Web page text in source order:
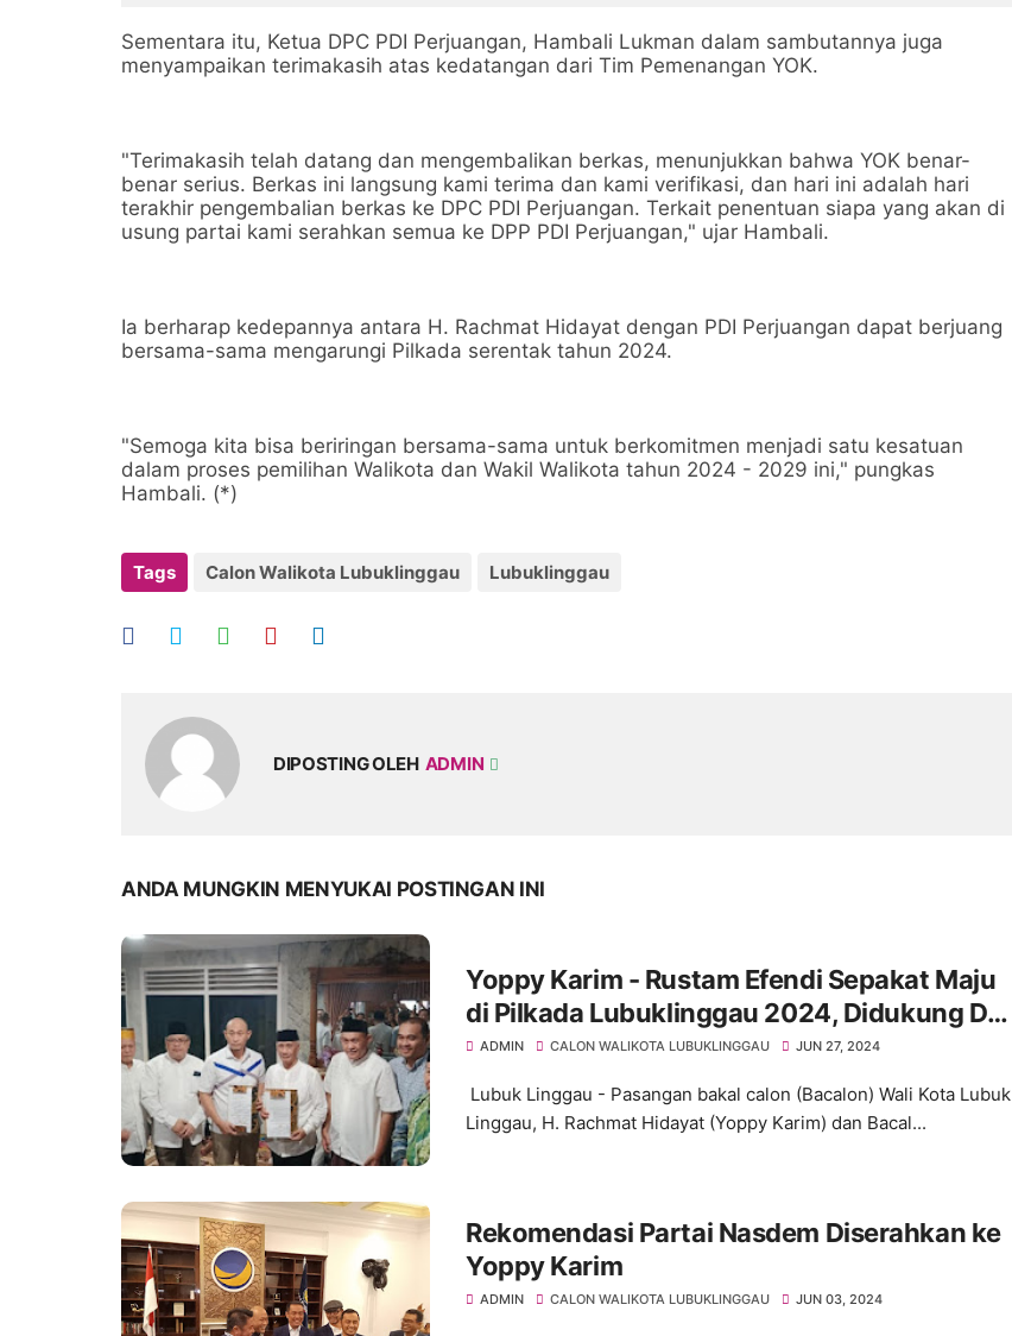
Sementara itu, Ketua DPC PDI Perjuangan, Hambali Lukman dalam sambutannya juga
menyampaikan terimakasih atas kedatangan dari Tim Pemenangan YOK.
"Terimakasih telah datang dan mengembalikan berkas, menunjukkan bahwa YOK benar-
benar serius. Berkas ini langsung kami terima dan kami verifikasi, dan hari ini adalah hari
terakhir pengembalian berkas ke DPC PDI Perjuangan. Terkait penentuan siapa yang akan di
usung partai kami serahkan semua ke DPP PDI Perjuangan," ujar Hambali.
Ia berharap kedepannya antara H. Rachmat Hidayat dengan PDI Perjuangan dapat berjuang
bersama-sama mengarungi Pilkada serentak tahun 2024.
"Semoga kita bisa beriringan bersama-sama untuk berkomitmen menjadi satu kesatuan
dalam proses pemilihan Walikota dan Wakil Walikota tahun 2024 - 2029 ini," pungkas
Hambali. (*)
Tags Calon Walikota Lubuklinggau Lubuklinggau
DIPOSTING OLEH ADMIN
ANDA MUNGKIN MENYUKAI POSTINGAN INI
Yoppy Karim - Rustam Efendi Sepakat Maju
di Pilkada Lubuklinggau 2024, Didukung Dua
Keluarga Besar
ADMIN CALON WALIKOTA LUBUKLINGGAU JUN 27, 2024
Lubuk Linggau - Pasangan bakal calon (Bacalon) Wali Kota Lubuk
Linggau, H. Rachmat Hidayat (Yoppy Karim) dan Bacal...
Rekomendasi Partai Nasdem Diserahkan ke
Yoppy Karim
ADMIN CALON WALIKOTA LUBUKLINGGAU JUN 03, 2024